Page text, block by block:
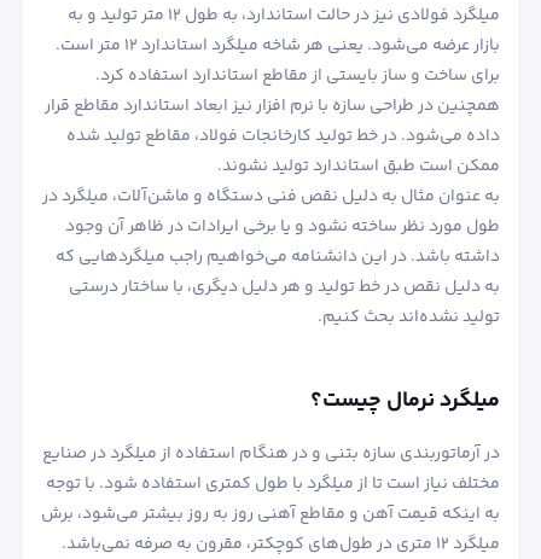
میلگرد فولادی نیز در حالت استاندارد، به طول 12 متر تولید و به
بازار عرضه می‌شود. یعنی هر شاخه میلگرد استاندارد 12 متر است.
برای ساخت و ساز بایستی از مقاطع استاندارد استفاده کرد.
همچنین در طراحی سازه با نرم افزار نیز ابعاد استاندارد مقاطع قرار
داده می‌شود. در خط تولید کارخانجات فولاد، مقاطع تولید شده
ممکن است طبق استاندارد تولید نشوند.
به عنوان مثال به دلیل نقص فنی دستگاه و ماشن‌آلات، میلگرد در
طول مورد نظر ساخته نشود و یا برخی ایرادات در ظاهر آن وجود
داشته باشد. در این دانشنامه می‌خواهیم راجب میلگردهایی که
به دلیل نقص در خط تولید و هر دلیل دیگری، با ساختار درستی
تولید نشده‌اند بحث کنیم.
میلگرد نرمال چیست؟
در آرماتوربندی سازه بتنی و در هنگام استفاده از میلگرد در صنایع
مختلف نیاز است تا از میلگرد با طول کمتری استفاده شود. با توجه
به اینکه قیمت آهن و مقاطع آهنی روز به روز بیشتر می‌شود، برش
میلگرد 12 متری در طول‌های کوچکتر، مقرون به صرفه نمی‌باشد.